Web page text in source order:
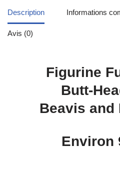
Description Informations
Avis (0)
Figurine
Butt-
Beavis and
Environ